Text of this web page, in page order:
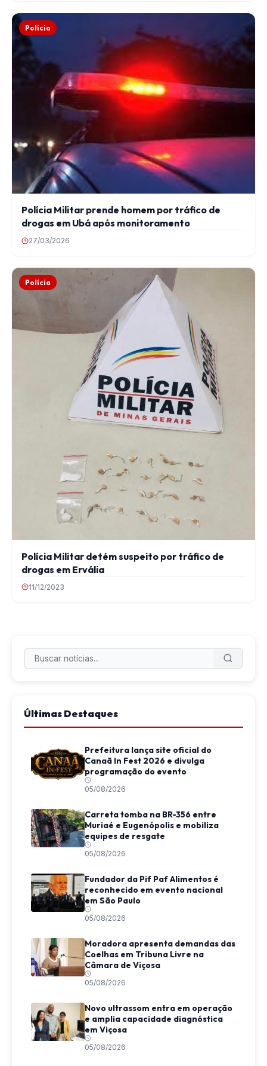
Polícia
Polícia Militar prende homem por tráfico de
drogas em Ubá após monitoramento
27/03/2026
Polícia
Polícia Militar detém suspeito por tráfico de
drogas em Ervália
11/12/2023
Últimas Destaques
Prefeitura lança site oficial do
Canaã In Fest 2026 e divulga
programação do evento
05/08/2026
Carreta tomba na BR-356 entre
Muriaé e Eugenópolis e mobiliza
equipes de resgate
05/08/2026
Fundador da Pif Paf Alimentos é
reconhecido em evento nacional
em São Paulo
05/08/2026
Moradora apresenta demandas das
Coelhas em Tribuna Livre na
Câmara de Viçosa
05/08/2026
Novo ultrassom entra em operação
e amplia capacidade diagnóstica
em Viçosa
05/08/2026